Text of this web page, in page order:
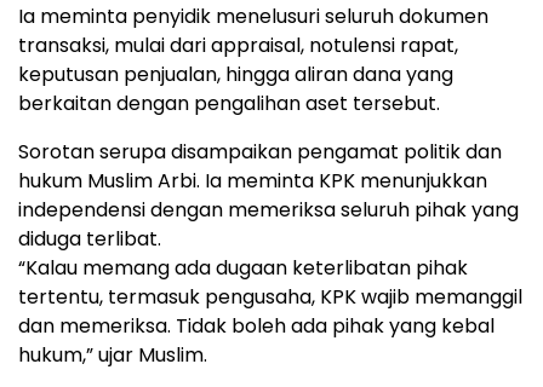
Ia meminta penyidik menelusuri seluruh dokumen
transaksi, mulai dari appraisal, notulensi rapat,
keputusan penjualan, hingga aliran dana yang
berkaitan dengan pengalihan aset tersebut.
Sorotan serupa disampaikan pengamat politik dan
hukum Muslim Arbi. Ia meminta KPK menunjukkan
independensi dengan memeriksa seluruh pihak yang
diduga terlibat.
“Kalau memang ada dugaan keterlibatan pihak
tertentu, termasuk pengusaha, KPK wajib memanggil
dan memeriksa. Tidak boleh ada pihak yang kebal
hukum,” ujar Muslim.